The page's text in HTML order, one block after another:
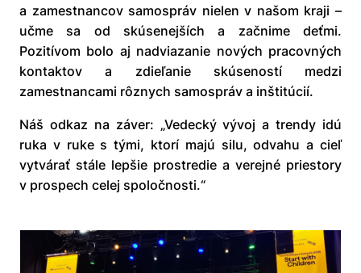
a zamestnancov samospráv nielen v našom kraji –
učme sa od skúsenejších a začnime deťmi.
Pozitívom bolo aj nadviazanie nových pracovných
kontaktov a zdieľanie skúseností medzi
zamestnancami rôznych samospráv a inštitúcií.
Náš odkaz na záver: „Vedecký vývoj a trendy idú
ruka v ruke s tými, ktorí majú silu, odvahu a cieľ
vytvárať stále lepšie prostredie a verejné priestory
v prospech celej spoločnosti.“